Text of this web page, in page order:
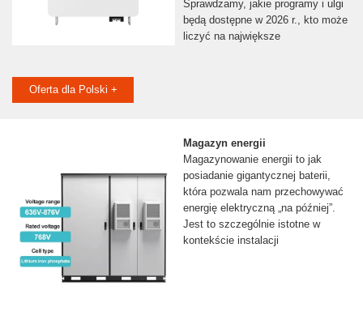
Sprawdzamy, jakie programy i ulgi
będą dostępne w 2026 r., kto może
liczyć na największe
Oferta dla Polski +
Magazyn energii
Magazynowanie energii to jak
posiadanie gigantycznej baterii,
która pozwala nam przechowywać
energię elektryczną „na później”.
Jest to szczególnie istotne w
kontekście instalacji